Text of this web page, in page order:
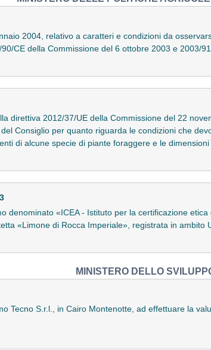
2004, relativo a caratteri e condizioni da
CE della Commissione del 6 ottobre 2003 e 2003/
direttiva 2012/37/UE della Commissione del 22
Consiglio per quanto riguarda le condizioni che
di alcune specie di piante foraggere e le
denominato «ICEA - Istituto per la certificazione
«Limone di Rocca Imperiale», registrata in ambito
MINISTERO DELLO
Tecno S.r.l., in Cairo Montenotte, ad effettuare la